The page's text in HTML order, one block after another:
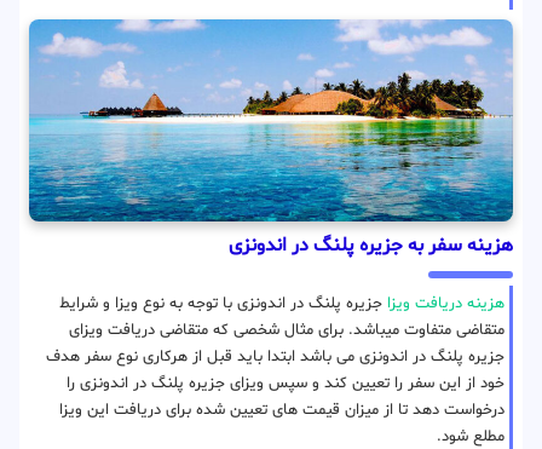
هزینه سفر به جزیره پلنگ در اندونزی
هزینه دریافت ویزا جزیره پلنگ در اندونزی با توجه به نوع ویزا و شرایط
متقاضی متفاوت میباشد. برای مثال شخصی که متقاضی دریافت ویزای
جزیره پلنگ در اندونزی می باشد ابتدا باید قبل از هرکاری نوع سفر هدف
خود از این سفر را تعیین کند و سپس ویزای جزیره پلنگ در اندونزی را
درخواست دهد تا از میزان قیمت های تعیین شده برای دریافت این ویزا
مطلع شود.